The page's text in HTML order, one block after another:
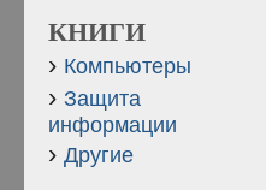
КНИГИ
Компьютеры
Защита
информации
Другие